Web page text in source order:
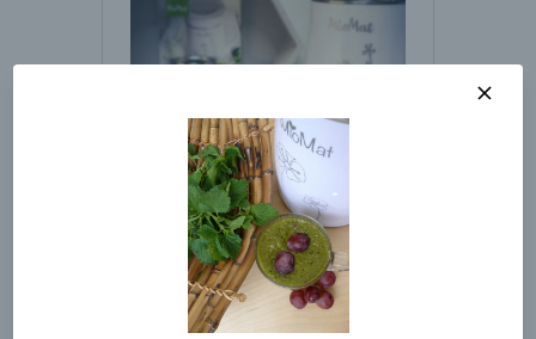
Brokolicová polievka so
syrom